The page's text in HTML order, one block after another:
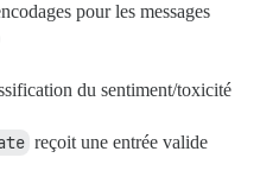
pour les messages
du sentiment/toxicité
reçoit une entrée valide